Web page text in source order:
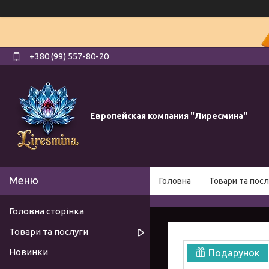
+380 (99) 557-80-20
Европейская компания "Лиресмина"
Головна Товари та
Подарунок
Головна сторінка
Товари та послуги
Новинки